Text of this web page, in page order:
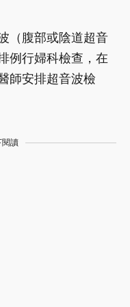
（腹部或陰道超音
例行婦科檢查，在
師安排超音波檢
閱讀